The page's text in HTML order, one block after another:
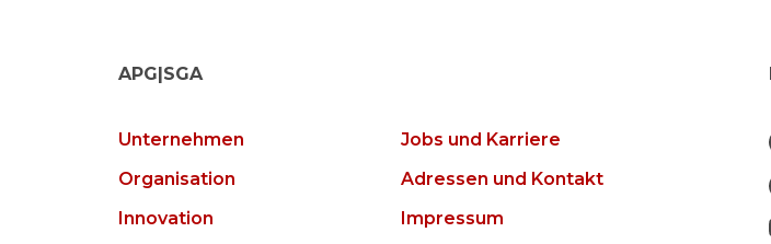
APG|SGA
Unternehmen
Jobs und Karriere
Organisation
Adressen und Kontakt
Innovation
Impressum